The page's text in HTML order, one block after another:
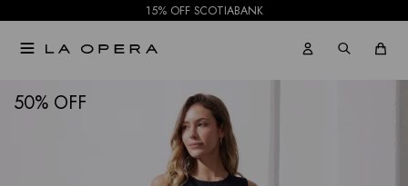
15% OFF SCOTIABANK

50 NOTIFICARME